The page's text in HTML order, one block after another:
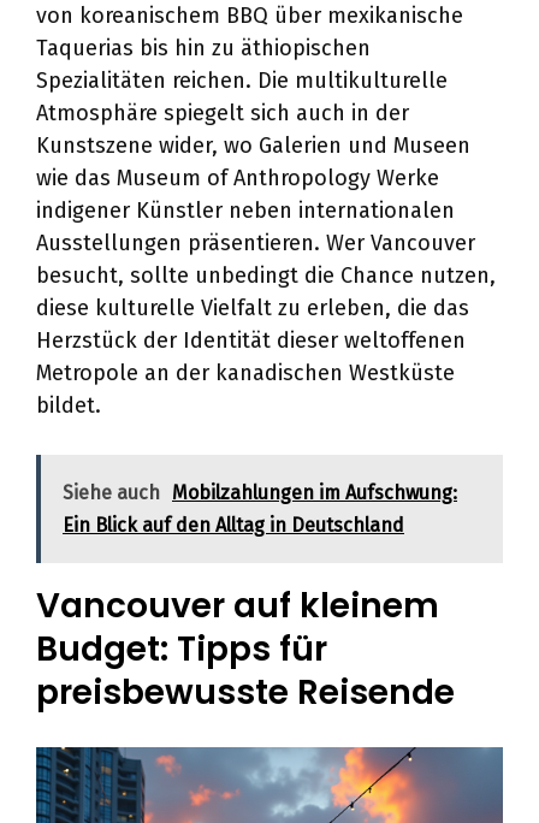
von koreanischem BBQ über mexikanische
Taquerias bis hin zu äthiopischen
Spezialitäten reichen. Die multikulturelle
Atmosphäre spiegelt sich auch in der
Kunstszene wider, wo Galerien und Museen
wie das Museum of Anthropology Werke
indigener Künstler neben internationalen
Ausstellungen präsentieren. Wer Vancouver
besucht, sollte unbedingt die Chance nutzen,
diese kulturelle Vielfalt zu erleben, die das
Herzstück der Identität dieser weltoffenen
Metropole an der kanadischen Westküste
bildet.
Siehe auch Mobilzahlungen im Aufschwung:
Ein Blick auf den Alltag in Deutschland
Vancouver auf kleinem
Budget: Tipps für
preisbewusste Reisende